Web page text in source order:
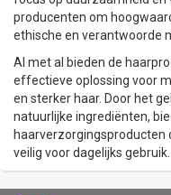
producenten om
ethische en verantwoorde
Al met al bieden de
effectieve oplossing voor
en sterker haar. Door het
natuurlijke ingrediënten,
veilig voor dagelijks gebruik.